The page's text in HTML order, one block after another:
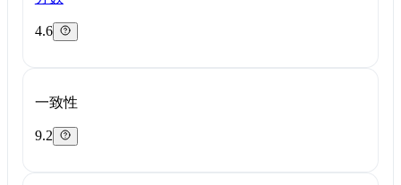
4.6
一致性
9.2